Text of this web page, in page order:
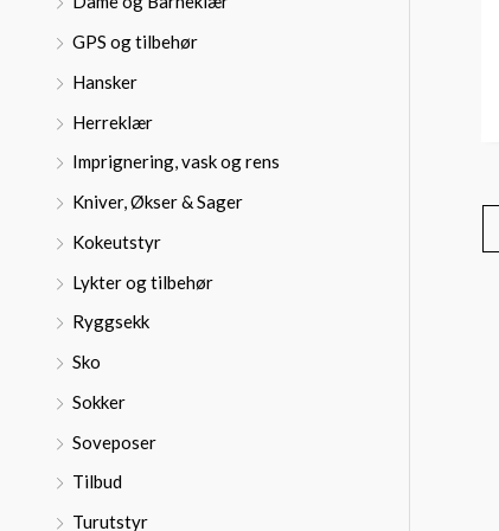
GPS og tilbehør
Hansker
Herreklær
Imprignering, vask og rens
Kniver, Økser & Sager
Kokeutstyr
Lykter og tilbehør
Ryggsekk
Sko
Sokker
Soveposer
Tilbud
Turutstyr